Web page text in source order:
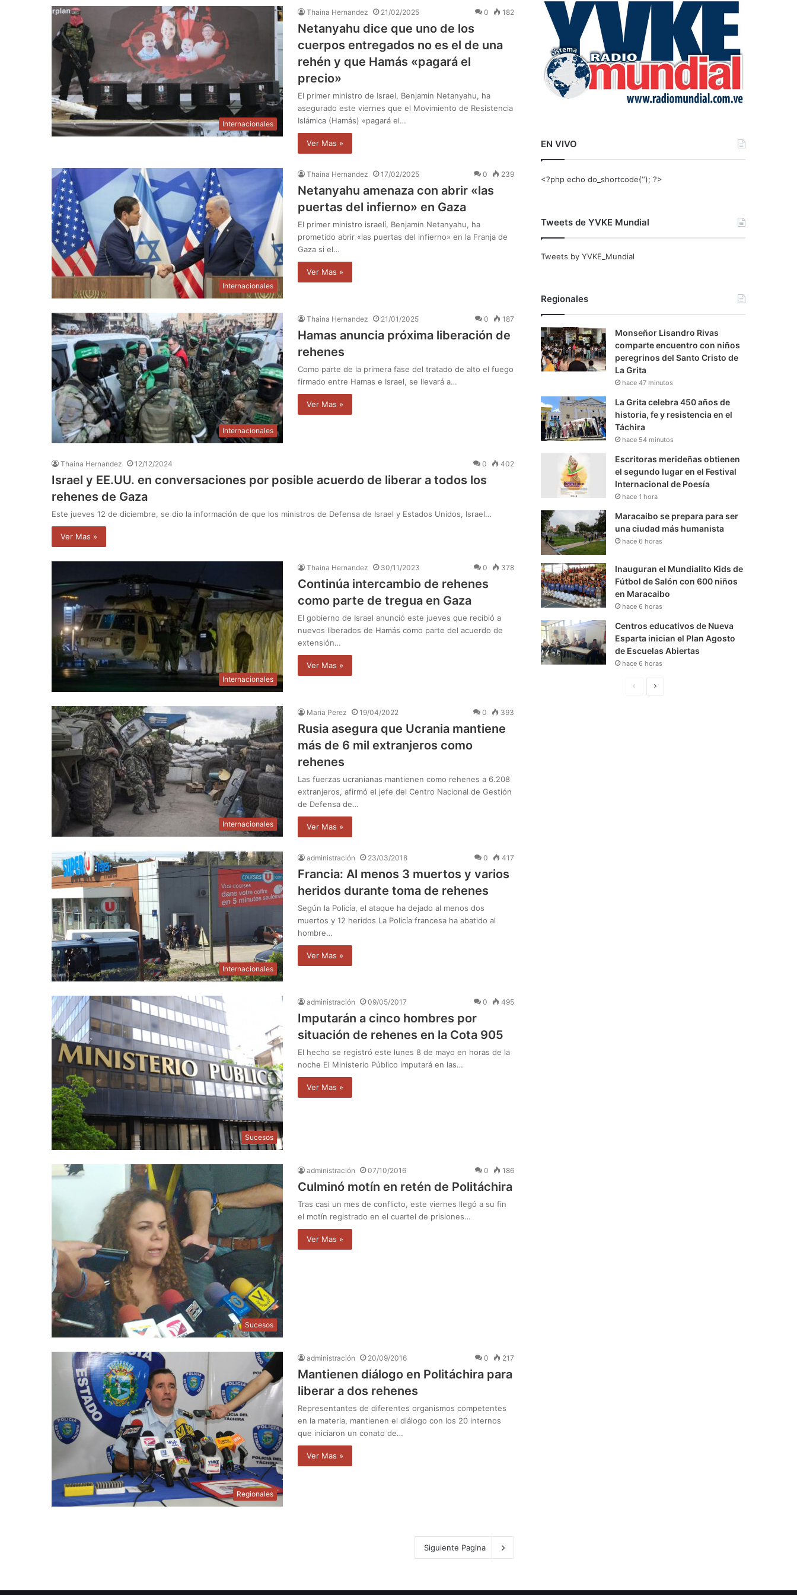
Internacionales
Thaina Hernandez 21/02/2025 0 182
Netanyahu dice que uno de los
cuerpos entregados no es el de una
rehén y que Hamás «pagará el
precio»
El primer ministro de Israel, Benjamin Netanyahu, ha
asegurado este viernes que el Movimiento de Resistencia
Islámica (Hamás) «pagará el…
Ver Mas »
Internacionales
Thaina Hernandez 17/02/2025 0 239
Netanyahu amenaza con abrir «las
puertas del infierno» en Gaza
El primer ministro israelí, Benjamín Netanyahu, ha
prometido abrir «las puertas del infierno» en la Franja de
Gaza si el…
Ver Mas »
Internacionales
Thaina Hernandez 21/01/2025 0 187
Hamas anuncia próxima liberación de
rehenes
Como parte de la primera fase del tratado de alto el fuego
firmado entre Hamas e Israel, se llevará a…
Ver Mas »
Thaina Hernandez 12/12/2024 0 402
Israel y EE.UU. en conversaciones por posible acuerdo de liberar a todos los
rehenes de Gaza
Este jueves 12 de diciembre, se dio la información de que los ministros de Defensa de Israel y Estados Unidos, Israel…
Ver Mas »
Internacionales
Thaina Hernandez 30/11/2023 0 378
Continúa intercambio de rehenes
como parte de tregua en Gaza
El gobierno de Israel anunció este jueves que recibió a
nuevos liberados de Hamás como parte del acuerdo de
extensión…
Ver Mas »
Internacionales
Maria Perez 19/04/2022 0 393
Rusia asegura que Ucrania mantiene
más de 6 mil extranjeros como
rehenes
Las fuerzas ucranianas mantienen como rehenes a 6.208
extranjeros, afirmó el jefe del Centro Nacional de Gestión
de Defensa de…
Ver Mas »
Internacionales
administración 23/03/2018 0 417
Francia: Al menos 3 muertos y varios
heridos durante toma de rehenes
Según la Policía, el ataque ha dejado al menos dos
muertos y 12 heridos La Policía francesa ha abatido al
hombre…
Ver Mas »
Sucesos
administración 09/05/2017 0 495
Imputarán a cinco hombres por
situación de rehenes en la Cota 905
El hecho se registró este lunes 8 de mayo en horas de la
noche El Ministerio Público imputará en las…
Ver Mas »
Sucesos
administración 07/10/2016 0 186
Culminó motín en retén de Politáchira
Tras casi un mes de conflicto, este viernes llegó a su fin
el motín registrado en el cuartel de prisiones…
Ver Mas »
Regionales
administración 20/09/2016 0 217
Mantienen diálogo en Politáchira para
liberar a dos rehenes
Representantes de diferentes organismos competentes
en la materia, mantienen el diálogo con los 20 internos
que iniciaron un conato de…
Ver Mas »
Siguiente Pagina
r
EN VIVO
<?php echo do_shortcode(‘‘); ?>
Tweets de YVKE Mundial
Tweets by YVKE_Mundial
Regionales
Monseñor Lisandro Rivas
comparte encuentro con niños
peregrinos del Santo Cristo de
La Grita
hace 47 minutos
La Grita celebra 450 años de
historia, fe y resistencia en el
Táchira
hace 54 minutos
Escritoras merideñas obtienen
el segundo lugar en el Festival
Internacional de Poesía
hace 1 hora
Maracaibo se prepara para ser
una ciudad más humanista
hace 6 horas
Inauguran el Mundialito Kids de
Fútbol de Salón con 600 niños
en Maracaibo
hace 6 horas
Centros educativos de Nueva
Esparta inician el Plan Agosto
de Escuelas Abiertas
hace 6 horas
S